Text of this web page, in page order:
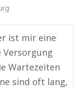
ist mir eine
Versorgung
Wartezeiten
sind oft lang,